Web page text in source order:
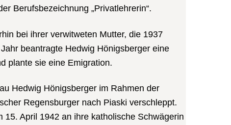
Berufsbezeichnung „Privatlehrerin“.
bei ihrer verwitweten Mutter, die 1937
beantragte Hedwig Hönigsberger eine
plante sie eine Emigration.
Hedwig Hönigsberger im Rahmen der
Regensburger nach Piaski verschleppt.
15. April 1942 an ihre katholische Schwägerin